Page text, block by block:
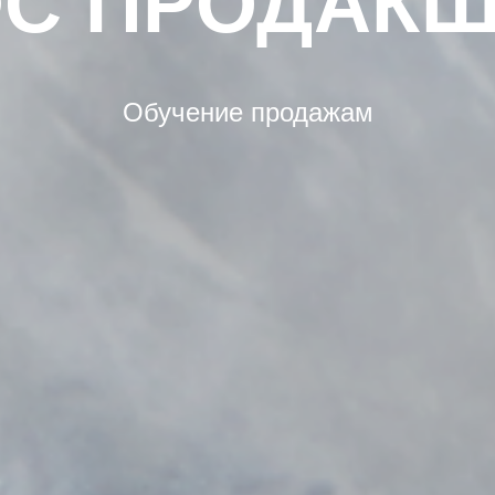
Обучение продажам